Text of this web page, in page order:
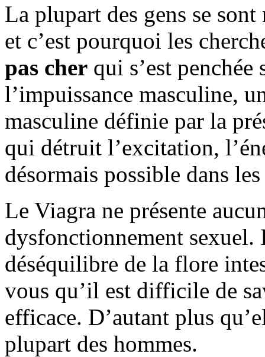
La plupart des gens se
et c’est pourquoi les
pas cher qui s’est
l’impuissance masculine,
masculine définie par la
qui détruit l’excitation,
désormais possible dans
Le Viagra ne présente
dysfonctionnement sexuel.
déséquilibre de la flore
vous qu’il est difficile de
efficace. D’autant plus
plupart des hommes.